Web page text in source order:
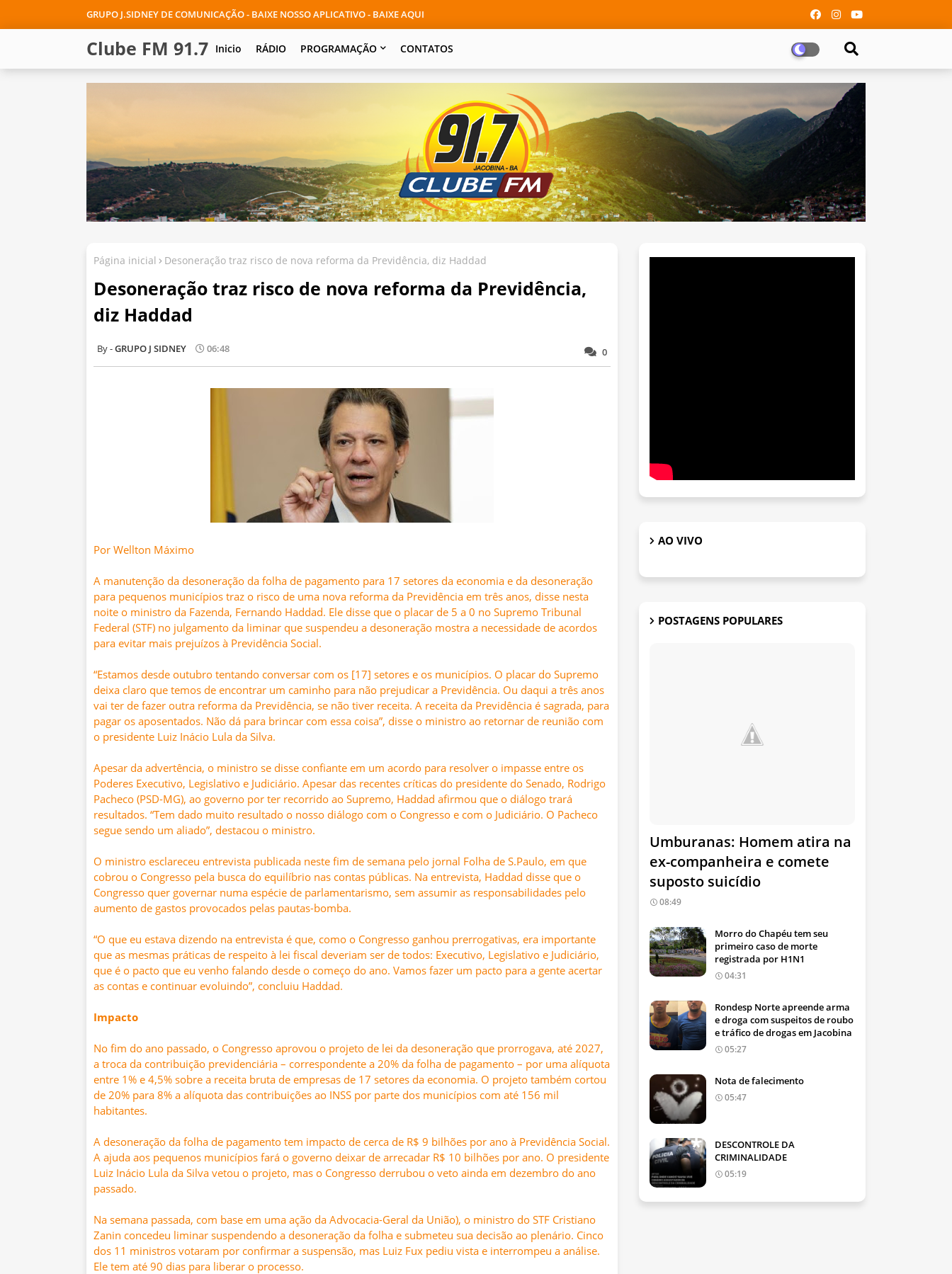
GRUPO J.SIDNEY DE COMUNICAÇÃO - BAIXE NOSSO APLICATIVO - BAIXE AQUI
Clube FM 91.7 Inicio RÁDIO PROGRAMAÇÃO CONTATOS
Página inicial Desoneração traz risco de nova reforma da Previdência, diz Haddad
Desoneração traz risco de nova reforma da Previdência,
diz Haddad
0
GRUPO J SIDNEY 06:48
Por Wellton Máximo
A manutenção da desoneração da folha de pagamento para 17 setores da economia e da desoneração
para pequenos municípios traz o risco de uma nova reforma da Previdência em três anos, disse nesta
noite o ministro da Fazenda, Fernando Haddad. Ele disse que o placar de 5 a 0 no Supremo Tribunal
Federal (STF) no julgamento da liminar que suspendeu a desoneração mostra a necessidade de acordos
para evitar mais prejuízos à Previdência Social.
“Estamos desde outubro tentando conversar com os [17] setores e os municípios. O placar do Supremo
deixa claro que temos de encontrar um caminho para não prejudicar a Previdência. Ou daqui a três anos
vai ter de fazer outra reforma da Previdência, se não tiver receita. A receita da Previdência é sagrada, para
pagar os aposentados. Não dá para brincar com essa coisa”, disse o ministro ao retornar de reunião com
o presidente Luiz Inácio Lula da Silva.
Apesar da advertência, o ministro se disse confiante em um acordo para resolver o impasse entre os
Poderes Executivo, Legislativo e Judiciário. Apesar das recentes críticas do presidente do Senado, Rodrigo
Pacheco (PSD-MG), ao governo por ter recorrido ao Supremo, Haddad afirmou que o diálogo trará
resultados. “Tem dado muito resultado o nosso diálogo com o Congresso e com o Judiciário. O Pacheco
segue sendo um aliado”, destacou o ministro.
O ministro esclareceu entrevista publicada neste fim de semana pelo jornal Folha de S.Paulo, em que
cobrou o Congresso pela busca do equilíbrio nas contas públicas. Na entrevista, Haddad disse que o
Congresso quer governar numa espécie de parlamentarismo, sem assumir as responsabilidades pelo
aumento de gastos provocados pelas pautas-bomba.
“O que eu estava dizendo na entrevista é que, como o Congresso ganhou prerrogativas, era importante
que as mesmas práticas de respeito à lei fiscal deveriam ser de todos: Executivo, Legislativo e Judiciário,
que é o pacto que eu venho falando desde o começo do ano. Vamos fazer um pacto para a gente acertar
as contas e continuar evoluindo”, concluiu Haddad.
Impacto
No fim do ano passado, o Congresso aprovou o projeto de lei da desoneração que prorrogava, até 2027,
a troca da contribuição previdenciária – correspondente a 20% da folha de pagamento – por uma alíquota
entre 1% e 4,5% sobre a receita bruta de empresas de 17 setores da economia. O projeto também cortou
de 20% para 8% a alíquota das contribuições ao INSS por parte dos municípios com até 156 mil
habitantes.
A desoneração da folha de pagamento tem impacto de cerca de R$ 9 bilhões por ano à Previdência Social.
A ajuda aos pequenos municípios fará o governo deixar de arrecadar R$ 10 bilhões por ano. O presidente
Luiz Inácio Lula da Silva vetou o projeto, mas o Congresso derrubou o veto ainda em dezembro do ano
passado.
Na semana passada, com base em uma ação da Advocacia-Geral da União), o ministro do STF Cristiano
Zanin concedeu liminar suspendendo a desoneração da folha e submeteu sua decisão ao plenário. Cinco
dos 11 ministros votaram por confirmar a suspensão, mas Luiz Fux pediu vista e interrompeu a análise.
Ele tem até 90 dias para liberar o processo.
AO VIVO
POSTAGENS POPULARES
Umburanas: Homem atira na
ex-companheira e comete
suposto suicídio
08:49
Morro do Chapéu tem seu
primeiro caso de morte
registrada por H1N1
04:31
Rondesp Norte apreende arma
e droga com suspeitos de roubo
e tráfico de drogas em Jacobina
05:27
Nota de falecimento
05:47
DESCONTROLE DA
CRIMINALIDADE
05:19